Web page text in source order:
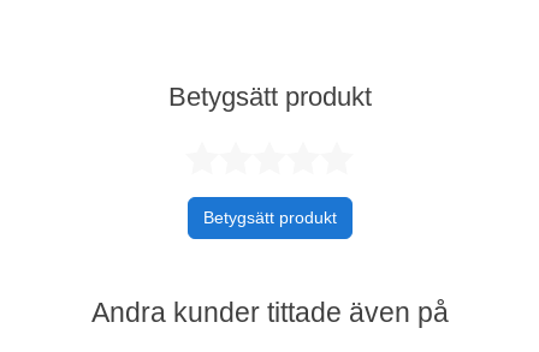
Betygsätt produkt
Betygsätt produkt
Andra kunder tittade även på